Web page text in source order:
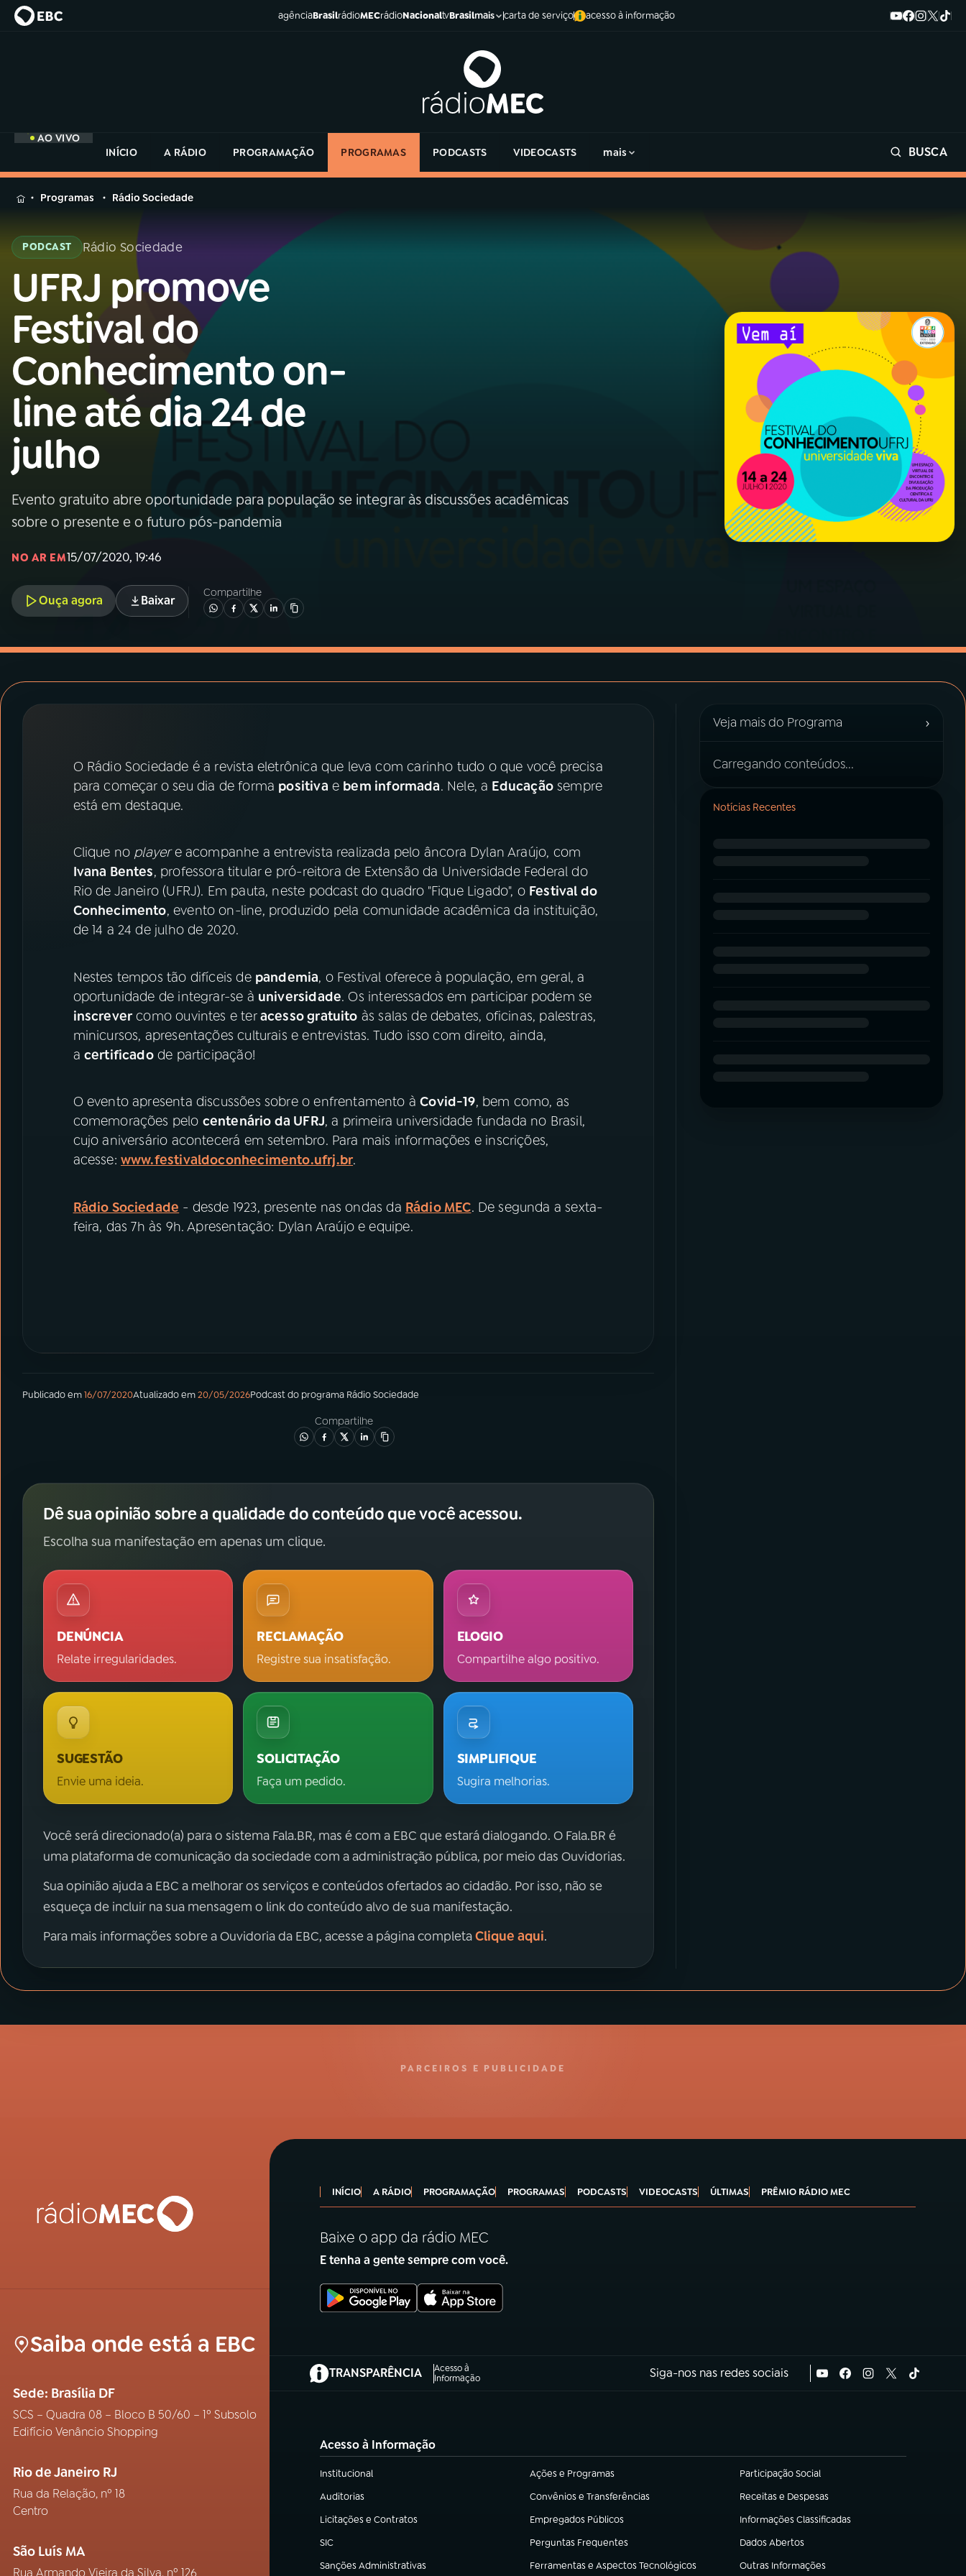
agênciaBrasilrádioMECrádioNacionaltvBrasilmais carta de serviço acesso à informação
AO VIVO
INÍCIO
A RÁDIO PROGRAMAÇÃO PROGRAMAS PODCASTS VIDEOCASTS mais BUSCA
MENU
Buscar
na
Rádio
MEC
Buscar
Início AO VIVO
01INÍCIO
02 A RÁDIO
PROGRAMAÇÃO
04 PROGRAMAS
05 PODCASTS
06VIDEOCASTS
07ÚLTIMAS
Instagram X
na
Rádio
Programas Rádio Sociedade
PODCAST Rádio Sociedade
UFRJ promove
Festival do
Conhecimento on-
line até dia 24 de
julho
Evento gratuito abre oportunidade para população se integrar às discussões acadêmicas
sobre o presente e o futuro pós-pandemia
NO AR EM15/07/2020, 19:46
Ouça agora Baixar
Compartilhe
O Rádio Sociedade é a revista eletrônica que leva com carinho tudo o que você precisa
para começar o seu dia de forma positiva e bem informada. Nele, a Educaçãosempre
está em destaque.
Clique no playere acompanhe a entrevista realizada pelo âncora Dylan Araújo, com
Ivana Bentes, professora titular e pró-reitora de Extensão da Universidade Federal do
Rio de Janeiro (UFRJ). Em pauta, neste podcast do quadro "Fique Ligado", o Festival do
Conhecimento, evento on-line, produzido pela comunidade acadêmica da instituição,
de 14 a 24 de julho de 2020.
Nestes tempos tão difíceis de pandemia, o Festival oferece à população, em geral, a
oportunidade de integrar-se à universidade. Os interessados em participar podem se
inscrevercomo ouvintes e teracesso gratuito às salas de debates, oficinas, palestras,
minicursos, apresentações culturais e entrevistas. Tudo isso com direito, ainda,
a certificadode participação!
O evento apresenta discussões sobre o enfrentamento àCovid-19, bem como, as
comemorações pelo centenário da UFRJ, a primeira universidade fundada no Brasil,
cujo aniversário acontecerá em setembro. Para mais informações e inscrições,
acesse: www.festivaldoconhecimento.ufrj.br.
Rádio Sociedade - desde 1923, presente nas ondas da Rádio MEC. De segunda a sexta-
feira, das 7h às 9h. Apresentação: Dylan Araújo e equipe.
Publicado em16/07/2020Atualizado em20/05/2026Podcastdo programa Rádio Sociedade
Compartilhe
Dê sua opinião sobre a qualidade do conteúdo que você acessou.
Escolha sua manifestação em apenas um clique.
DENÚNCIA
Relate irregularidades.
RECLAMAÇÃO
Registre sua insatisfação.
ELOGIO
Compartilhe algo positivo.
SUGESTÃO
Envie uma ideia.
SOLICITAÇÃO
Faça um pedido.
SIMPLIFIQUE
Sugira melhorias.
Você será direcionado(a) para o sistema Fala.BR, mas é com a EBC que estará dialogando. O Fala.BR é
uma plataforma de comunicação da sociedade com a administração pública, por meio das Ouvidorias.
Sua opinião ajuda a EBC a melhorar os serviços e conteúdos ofertados ao cidadão. Por isso, não se
esqueça de incluir na sua mensagem o link do conteúdo alvo de sua manifestação.
Para mais informações sobre a Ouvidoria da EBC, acesse a página completaClique aqui.
Veja mais do Programa ›
Carregando conteúdos...
Notícias Recentes
PARCEIROS E PUBLICIDADE
Saiba onde está a EBC
Sede: Brasília DF
SCS – Quadra 08 – Bloco B 50/60 – 1º Subsolo
Edifício Venâncio Shopping
Rio de Janeiro RJ
Rua da Relação, nº 18
Centro
São Luís MA
Rua Armando Vieira da Silva, nº 126
INÍCIO A RÁDIO PROGRAMAÇÃO PROGRAMAS PODCASTS VIDEOCASTS ÚLTIMAS PRÊMIO RÁDIO MEC
Baixe o app da rádio MEC
E tenha a gente sempre com você.
TRANSPARÊNCIA
Acesso à
Informação
(abre em nova aba) Siga-nos nas redes sociais
Acesso à Informação
Institucional
(abre em nova aba) Ações e Programas
(abre em nova aba) Participação Social
(abre em nova aba)
Auditorias
(abre em nova aba) Convênios e Transferências
(abre em nova aba) Receitas e Despesas
(abre em nova aba)
Licitações e Contratos
(abre em nova aba) Empregados Públicos
(abre em nova aba) Informações Classificadas
(abre em nova aba)
SIC
(abre em nova aba) Perguntas Frequentes
(abre em nova aba) Dados Abertos
(abre em nova aba)
Sanções Administrativas
(abre em nova aba) Ferramentas e Aspectos Tecnológicos
(abre em nova aba) Outras Informações
(abre em nova aba)